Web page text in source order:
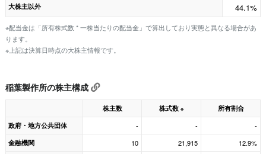
大株主以外 44.1%
※配当金は「所有株式数 * 一株当たりの配当金」で算出しており実態と異なる場合があ
ります。
※上記は決算日時点の大株主情報です。
稲葉製作所の株主構成
株主数 株式数 ※
所有割合
政府・地方公共団体
- - -
金融機関 10 21,915 12.9%